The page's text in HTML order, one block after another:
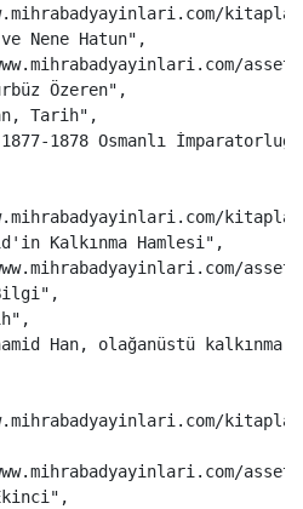
Nene Hatun" ,
Özeren" ,
Tarih" ,
1878 Osmanlı
Kalkınma Hamlesi " ,
" ,
" ,
Han, olağanüstü
" ,